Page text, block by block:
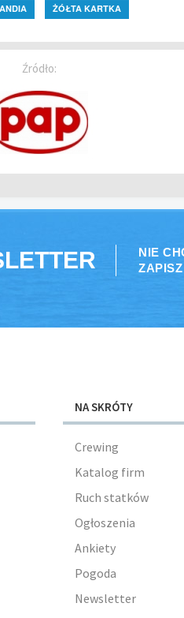
ŻÓŁTA KARTKA
Źródło:
NIE
NA SKRÓTY
Crewing
Katalog firm
Ruch statków
Ogłoszenia
Ankiety
Pogoda
Newsletter